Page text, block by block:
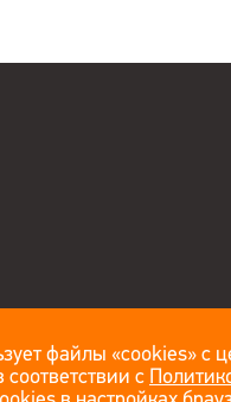
файлы «cookies» с
соответствии с